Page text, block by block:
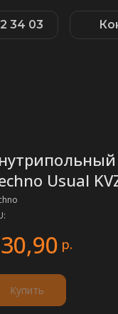
34 03
Usual
р.
Купить